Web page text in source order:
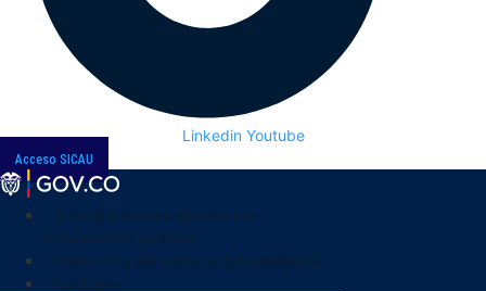
Linkedin Youtube
Acceso SICAU